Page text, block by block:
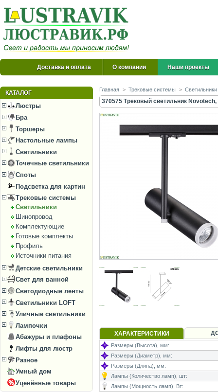
Доставка и оплата О компании Наши проекты
КАТАЛОГ
Люстры
Бра
Торшеры
Настольные лампы
Светильники
Точечные светильники
Споты
Подсветка для картин
Трековые системы
Светильники
Шинопровод
Комплектующие
Готовые комплекты
Профиль
Источники питания
Детские светильники
Свет для ванной
Светодиодные ленты
Светильники LOFT
Уличные светильники
Лампочки
Абажуры и плафоны
Лифты для люстр
Разное
Умный дом
Уценённые товары
Главная > Трековые системы > Светильники
370575 Трековый светильник
ХАРАКТЕРИСТИКИ
Размеры (Высота), мм:
Размеры (Диаметр), мм:
Размеры (Длина), мм:
Лампы (Количество ламп), шт:
Лампы (Мощность ламп), Вт: